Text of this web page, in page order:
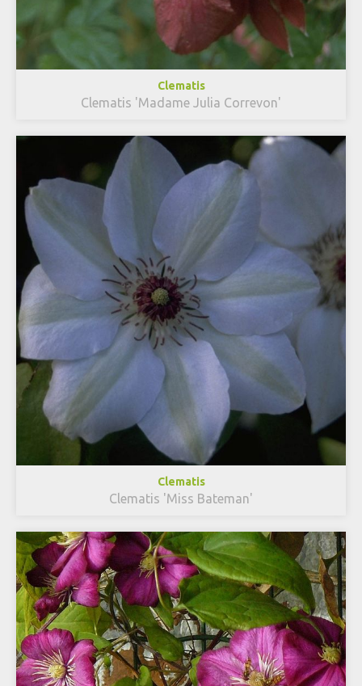
Clematis
Clematis 'Madame Julia Correvon'
Clematis
Clematis 'Miss Bateman'